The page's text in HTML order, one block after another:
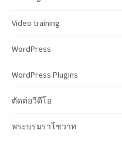
Video training
WordPress
WordPress Plugins
ตัดต่อวีดีโอ
พระบรมราโชวาท